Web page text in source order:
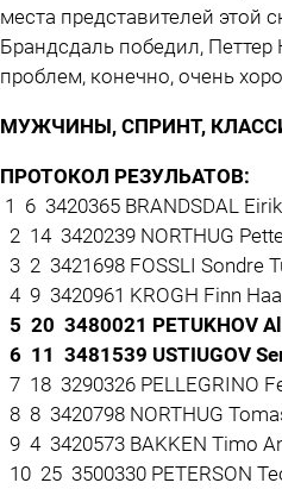
места представителей этой
Брандсдаль победил, Петтер
проблем, конечно, очень
МУЖЧИНЫ, СПРИНТ,
ПРОТОКОЛ РЕЗУЛЬАТОВ:
1 6 3420365 BRANDSDAL
2 14 3420239 NORTHUG
3 2 3421698 FOSSLI Sondre
4 9 3420961 KROGH Finn
5 20 3480021 PETUKHOV
6 11 3481539 USTIUGOV
7 18 3290326 PELLEGRINO
8 8 3420798 NORTHUG
9 4 3420573 BAKKEN Timo
10 25 3500330 PETERSON